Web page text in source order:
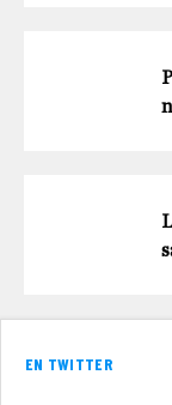
EN TWITTER